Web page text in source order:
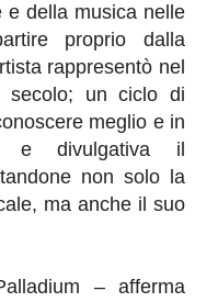
e della musica nelle
proprio dalla
rappresentò nel
un ciclo di
meglio e in
e divulgativa il
non solo la
ma anche il suo
– afferma